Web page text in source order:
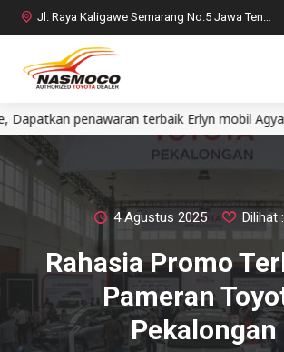
Jl. Raya Kaligawe Semarang No.5 Jawa Tengah
Home
SUV
HatchBack
Comercial
penawaran terbaik Erlyn mobil Agya Calya
4 Agustus 2025 Dilihat
Rahasia Promo
Pameran
Pekalongan